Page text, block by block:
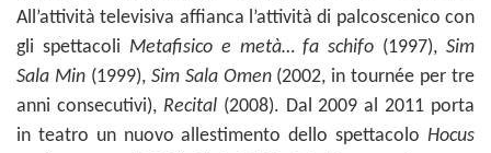
All’attività televisiva affianca l’attività di palcoscenico con
gli spettacoli Metafisico e metà… fa schifo (1997), Sim
Sala Min(1999), Sim Sala Omen(2002, in tournée per tre
anni consecutivi), Recital(2008). Dal 2009 al 2011 porta
in teatro un nuovo allestimento dello spettacolo Hocus